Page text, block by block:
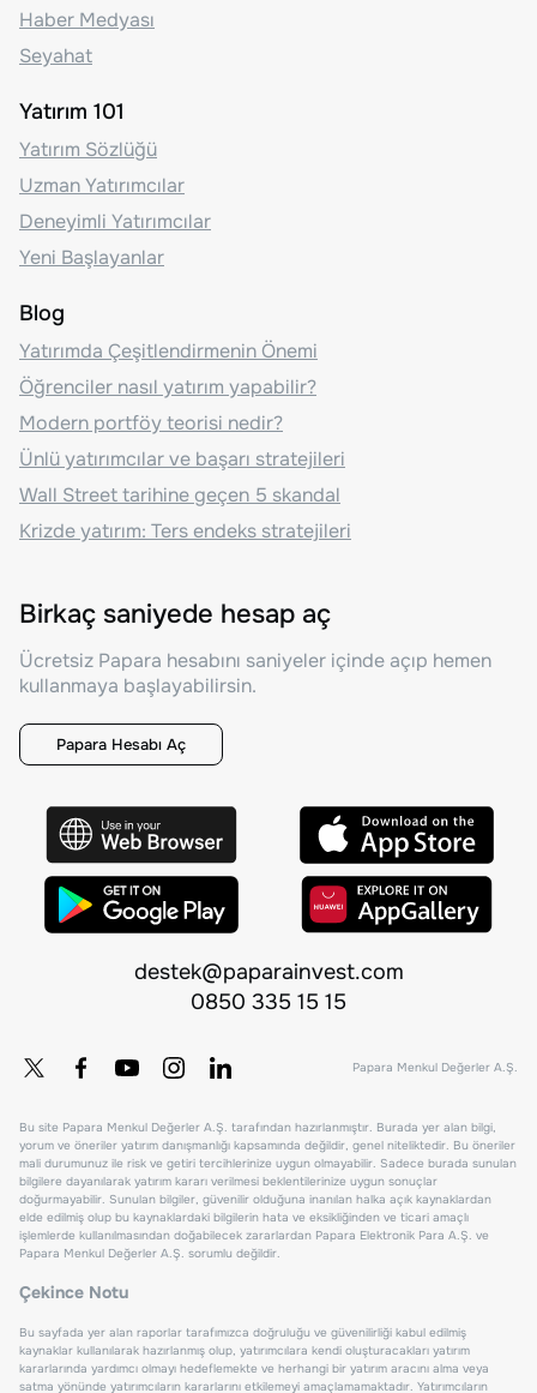
Haber Medyası
Seyahat
Yatırım 101
Yatırım Sözlüğü
Uzman Yatırımcılar
Deneyimli Yatırımcılar
Yeni Başlayanlar
Blog
Yatırımda Çeşitlendirmenin Önemi
Öğrenciler nasıl yatırım yapabilir?
Modern portföy teorisi nedir?
Ünlü yatırımcılar ve başarı stratejileri
Wall Street tarihine geçen 5 skandal
Krizde yatırım: Ters endeks stratejileri
Birkaç saniyede hesap aç
Ücretsiz Papara hesabını saniyeler içinde açıp hemen
kullanmaya başlayabilirsin.
Papara Hesabı Aç
destek@paparainvest.com
0850 335 15 15
Papara Menkul Değerler A.Ş.
Bu site Papara Menkul Değerler A.Ş. tarafından hazırlanmıştır. Burada yer alan bilgi,
yorum ve öneriler yatırım danışmanlığı kapsamında değildir, genel niteliktedir. Bu öneriler
mali durumunuz ile risk ve getiri tercihlerinize uygun olmayabilir. Sadece burada sunulan
bilgilere dayanılarak yatırım kararı verilmesi beklentilerinize uygun sonuçlar
doğurmayabilir. Sunulan bilgiler, güvenilir olduğuna inanılan halka açık kaynaklardan
elde edilmiş olup bu kaynaklardaki bilgilerin hata ve eksikliğinden ve ticari amaçlı
işlemlerde kullanılmasından doğabilecek zararlardan Papara Elektronik Para A.Ş. ve
Papara Menkul Değerler A.Ş. sorumlu değildir.
Çekince Notu
Bu sayfada yer alan raporlar tarafımızca doğruluğu ve güvenilirliği kabul edilmiş
kaynaklar kullanılarak hazırlanmış olup, yatırımcılara kendi oluşturacakları yatırım
kararlarında yardımcı olmayı hedeflemekte ve herhangi bir yatırım aracını alma veya
satma yönünde yatırımcıların kararlarını etkilemeyi amaçlamamaktadır. Yatırımcıların